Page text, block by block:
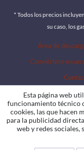
* Todos los precios
su caso, los
Área de
Conviértete en un
Esta página web
funcionamiento técnico
cookies, las que hacen
para la publicidad
web y redes